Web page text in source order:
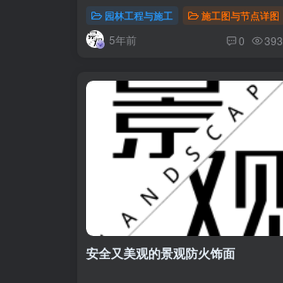
园林工程与施工 施工图与节点详图
5年前 0 393
安全又美观的景观防火饰面